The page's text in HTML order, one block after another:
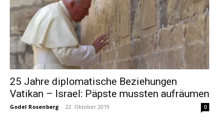
25 Jahre diplomatische Beziehungen
Vatikan – Israel: Päpste mussten aufräumen
Godel Rosenberg - 22. Oktober 2019 0